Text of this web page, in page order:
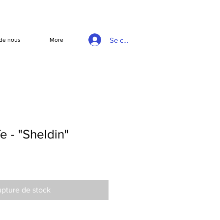
nous More Se connecter
- "Sheldin"
de stock